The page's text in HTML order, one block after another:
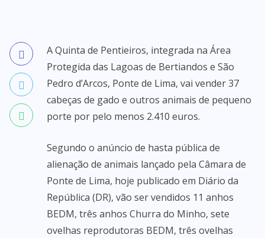
A Quinta de Pentieiros, integrada na Área
Protegida das Lagoas de Bertiandos e São
Pedro d’Arcos, Ponte de Lima, vai vender 37
cabeças de gado e outros animais de pequeno
porte por pelo menos 2.410 euros.
Segundo o anúncio de hasta pública de
alienação de animais lançado pela Câmara de
Ponte de Lima, hoje publicado em Diário da
República (DR), vão ser vendidos 11 anhos
BEDM, três anhos Churra do Minho, sete
ovelhas reprodutoras BEDM, três ovelhas